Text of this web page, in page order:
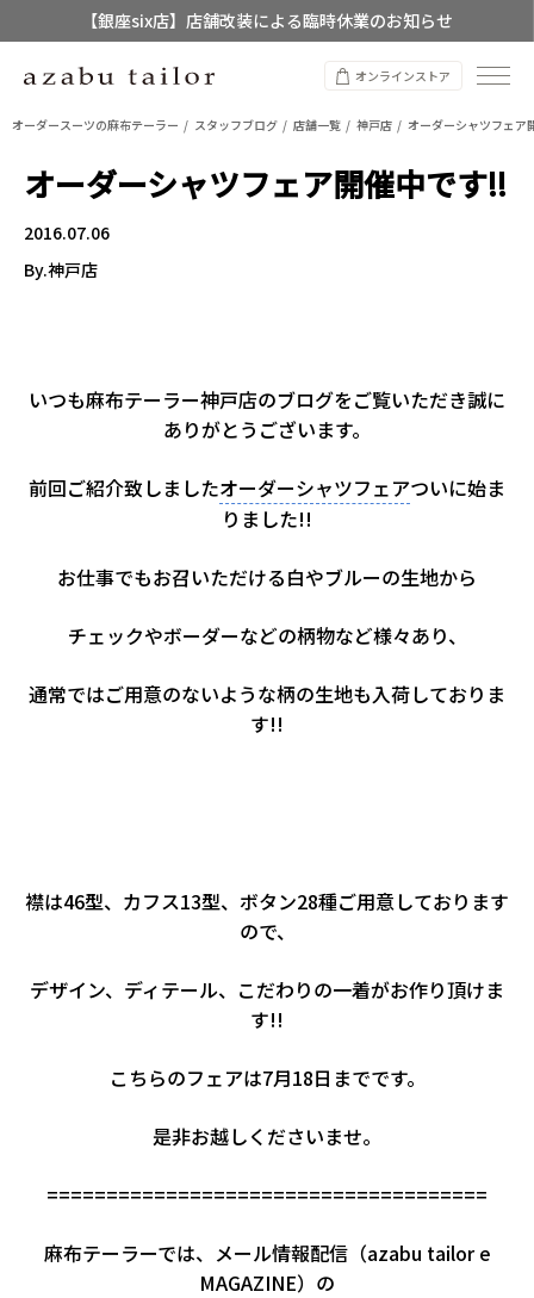
【銀座six店】店舗改装による臨時休業のお知らせ
【店舗限定】レディースオーダースーツ
オンラインストア
オーダースーツの麻布テーラー スタッフブログ 店舗一覧 神戸店 オーダーシャツフェア
オーダーシャツフェア開催中です!!
2016.07.06
By.神戸店
いつも麻布テーラー神戸店のブログをご覧いただき誠に
ありがとうございます。
前回ご紹介致しましたオーダーシャツフェアついに始ま
りました!!
お仕事でもお召いただける白やブルーの生地から
チェックやボーダーなどの柄物など様々あり、
通常ではご用意のないような柄の生地も入荷しておりま
す!!
襟は46型、カフス13型、ボタン28種ご用意しております
ので、
デザイン、ディテール、こだわりの一着がお作り頂けま
す!!
こちらのフェアは7月18日までです。
是非お越しくださいませ。
=====================================
麻布テーラーでは、メール情報配信（azabu tailor e
MAGAZINE）の